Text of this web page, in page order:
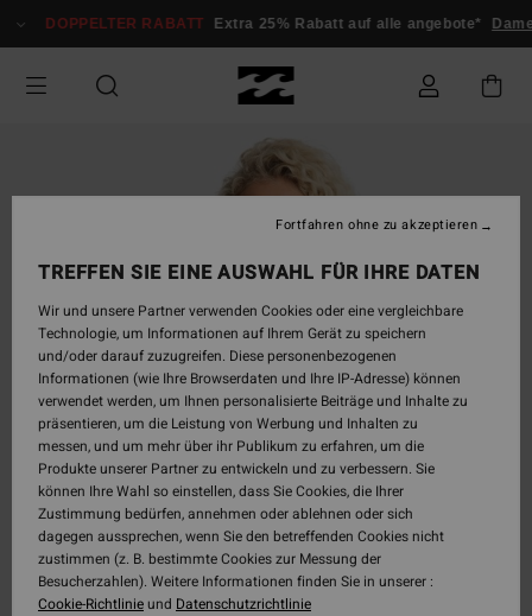
zur
springen
DOPPELTER RABATT Extra 25% Rabatt auf alle angebote*
TREFFEN SIE EINE AUSWAHL FÜR IHRE DATEN
Wir und unsere Partner verwenden Cookies oder eine vergleichbare
Technologie, um Informationen auf Ihrem Gerät zu speichern
und/oder darauf zuzugreifen. Diese personenbezogenen
Informationen (wie Ihre Browserdaten und Ihre IP-Adresse) können
verwendet werden, um Ihnen personalisierte Beiträge und Inhalte zu
präsentieren, um die Leistung von Werbung und Inhalten zu
messen, und um mehr über ihr Publikum zu erfahren, um die
Produkte unserer Partner zu entwickeln und zu verbessern. Sie
können Ihre Wahl so einstellen, dass Sie Cookies, die Ihrer
Zustimmung bedürfen, annehmen oder ablehnen oder sich
dagegen aussprechen, wenn Sie den betreffenden Cookies nicht
zustimmen (z. B. bestimmte Cookies zur Messung der
Besucherzahlen). Weitere Informationen finden Sie in unserer :
Cookie-Richtlinieund Datenschutzrichtlinie
Fortfahren ohne zu akzeptieren